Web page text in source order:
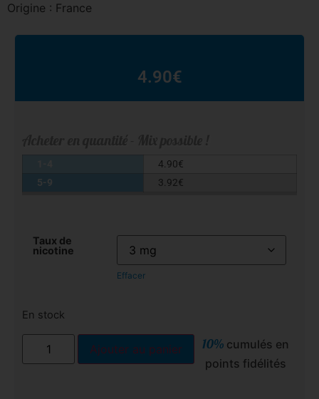
Origine : France
4.90€
4.90€
5-9
3.92€
Taux de
nicotine
Effacer
En stock
Ajouter au panier 10% cumulés en
points fidélités